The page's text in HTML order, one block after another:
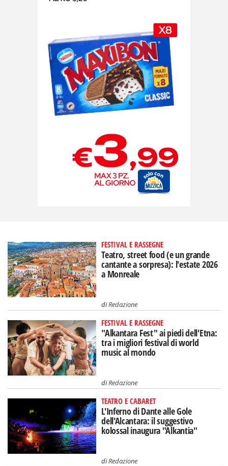
FESTIVAL E RASSEGNE
Teatro, street food (e un grande
cantante a sorpresa): l'estate 2026
a Monreale
diRedazione
FESTIVAL E RASSEGNE
"Alkantara Fest" ai piedi dell'Etna:
tra i migliori festival di world
music al mondo
diRedazione
TEATRO E CABARET
L'Inferno di Dante alle Gole
dell'Alcantara: il suggestivo
kolossal inaugura "Alkantia"
diRedazione